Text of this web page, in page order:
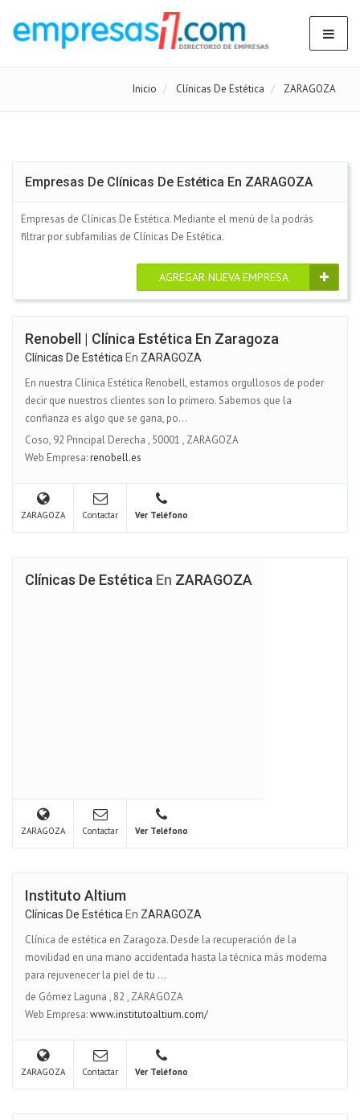
Inicio Clínicas De Estética ZARAGOZA
Empresas De Clínicas De Estética En ZARAGOZA
Empresas de Clínicas De Estética. Mediante el menú de la podrás
filtrar por subfamilias de Clínicas De Estética.
AGREGAR NUEVA EMPRESA
Renobell | Clínica Estética En Zaragoza
Clínicas De Estética En ZARAGOZA
En nuestra Clínica Estética Renobell, estamos orgullosos de poder
decir que nuestros clientes son lo primero. Sabemos que la
confianza es algo que se gana, po...
Coso, 92 Principal Derecha , 50001 , ZARAGOZA
Web Empresa:renobell.es
ZARAGOZA Contactar Ver Teléfono
Clínicas De Estética En ZARAGOZA
ZARAGOZA Contactar Ver Teléfono
Instituto Altium
Clínicas De Estética En ZARAGOZA
Clínica de estética en Zaragoza. Desde la recuperación de la
movilidad en una mano accidentada hasta la técnica más moderna
para rejuvenecer la piel de tu ...
de Gómez Laguna , 82 , ZARAGOZA
Web Empresa:www.institutoaltium.com/
ZARAGOZA Contactar Ver Teléfono